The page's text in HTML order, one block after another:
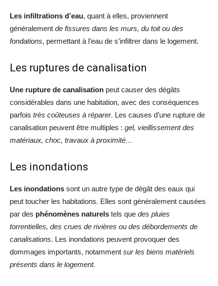
Les infiltrations d’eau, quant à elles, proviennent
généralement de fissures dans les murs, du toit ou des
fondations, permettant à l’eau de s’infiltrer dans le logement.
Les ruptures de canalisation
Une rupture de canalisation peut causer des dégâts
considérables dans une habitation, avec des conséquences
parfois très coûteuses à réparer. Les causes d’une rupture de
canalisation peuvent être multiples : gel, vieillissement des
matériaux, choc, travaux à proximité…
Les inondations
Les inondations sont un autre type de dégât des eaux qui
peut toucher les habitations. Elles sont généralement causées
par des phénomènes naturels tels que des pluies
torrentielles, des crues de rivières ou des débordements de
canalisations. Les inondations peuvent provoquer des
dommages importants, notamment sur les biens matériels
présents dans le logement.